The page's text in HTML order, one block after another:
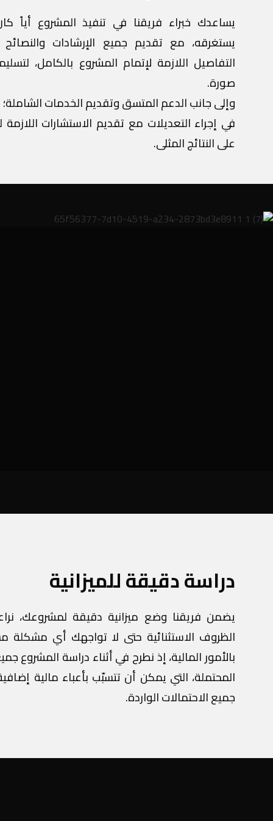
يساعدك خبراء فريقنا في تنفيذ المشروع أياً
يستغرقه، مع تقديم جميع الإرشادات
التفاصيل اللازمة لإتمام المشروع بالكامل،
صورة.
وإلى جانب الدعم المتسق وتقديم الخدمات الشاملة؛
في إجراء التعديلات مع تقديم الاستشارات
على النتائج المثلى.
دراسة دقيقة للميزانية
يضمن فريقنا وضع ميزانية دقيقة لمشروعك،
الظروف الاستثنائية حتى لا تواجهك أي مشكلة
بالأمور المالية، إذ نطرح في أثناء دراسة المشروع
المحتملة، التي يمكن أن تتسبّب بأعباء مالية
جميع الاحتمالات الواردة.